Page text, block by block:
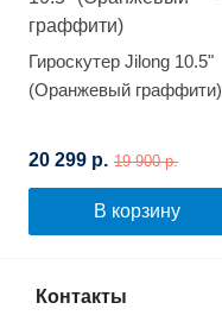
Гироскутер Jilong 10.5"
(Оранжевый граффити)
20 299 р. 19 900 р.
В корзину
Контакты